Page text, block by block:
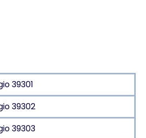
39301
39302
39303